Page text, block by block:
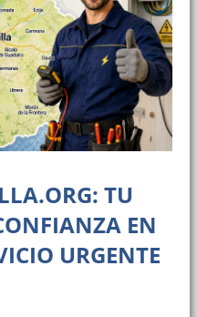
TU
EN
URGENTE